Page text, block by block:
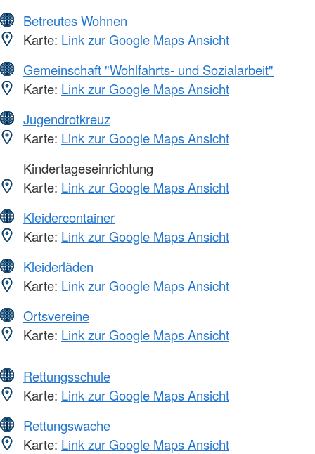
Betreutes Wohnen
Karte: Link zur Google Maps Ansicht
Gemeinschaft "Wohlfahrts- und Sozialarbeit"
Karte: Link zur Google Maps Ansicht
Jugendrotkreuz
Karte: Link zur Google Maps Ansicht
Kindertageseinrichtung
Karte: Link zur Google Maps Ansicht
Kleidercontainer
Karte: Link zur Google Maps Ansicht
Kleiderläden
Karte: Link zur Google Maps Ansicht
Ortsvereine
Karte: Link zur Google Maps Ansicht
Rettungsschule
Karte: Link zur Google Maps Ansicht
Rettungswache
Karte: Link zur Google Maps Ansicht